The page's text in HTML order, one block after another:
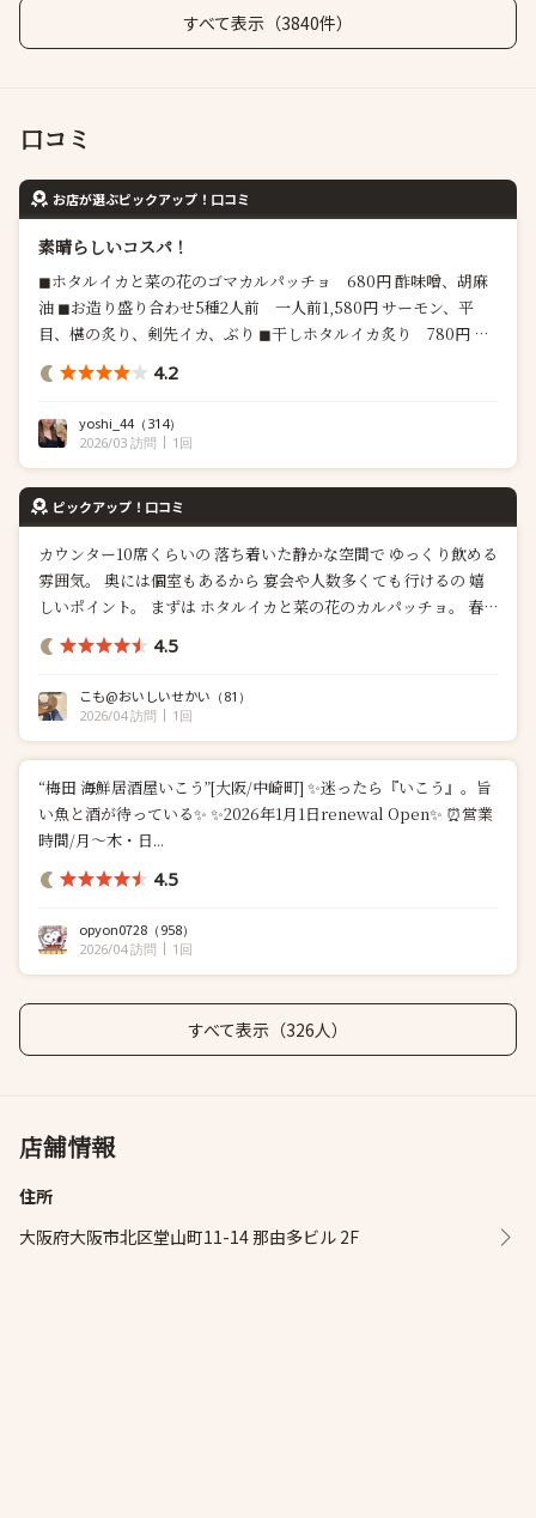
すべて表示（3840件）
口コミ
お店が選ぶピックアップ！口コミ
素晴らしいコスパ！
◼︎ホタルイカと菜の花のゴマカルパッチョ 680円 酢味噌、胡麻
油 ◼︎お造り盛り合わせ5種2人前 一人前1,580円 サーモン、平
目、椹の炙り、剣先イカ、ぶり ◼︎干しホタルイカ炙り 780円 ◼︎
牡蠣のみぞれポン酢 1,180円 ◼︎蟹味噌甲羅焼き 1,180円 ◼︎季節
の釜飯山菜バター醤油 1,580円 ◼︎角ハイボール 580円など 値
4.2
yoshi_44 （314）
2026/03 訪問
1回
ピックアップ！口コミ
カウンター10席くらいの 落ち着いた静かな空間で ゆっくり飲める
雰囲気。 奥には個室もあるから 宴会や人数多くても行けるの 嬉
しいポイント。 まずは ホタルイカと菜の花のカルパッチョ。 春
全開。ホタルイカ大好き。 ホタルイカの濃厚な旨味に 菜の花のほ
4.5
こも@おいしいせかい （81）
2026/04 訪問
1回
“梅田 海鮮居酒屋いこう”[大阪/中崎町] ✨迷ったら『いこう』。旨
い魚と酒が待っている✨ ✨2026年1月1日renewal Open✨ ⏰営業
時間/月〜木・日...
4.5
opyon0728 （958）
2026/04 訪問
1回
すべて表示（326人）
店舗情報
住所
大阪府大阪市北区堂山町11-14 那由多ビル 2F